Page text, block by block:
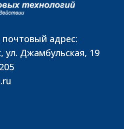
адрес:
ул. Джамбульская, 19